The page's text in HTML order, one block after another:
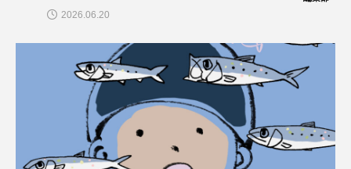
リュウセイクラゲ
ロックシュリンプ ワカメ
ワニ ワレカラ
下田海中水族館 両生類
交雑 企画 伝承 伝統料理
2026.06.20